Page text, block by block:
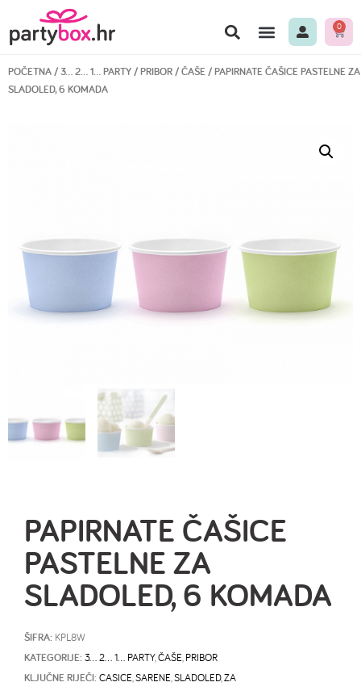
0
POČETNA/3… 2… 1… PARTY/PRIBOR/ČAŠE/ PAPIRNATE ČAŠICE PASTELNE ZA
SLADOLED, 6 KOMADA
PAPIRNATE ČAŠICE
PASTELNE ZA
SLADOLED, 6 KOMADA
ŠIFRA: KPL8W
KATEGORIJE: 3… 2… 1… PARTY,ČAŠE PRIBOR
KLJUČNE RIJEČI: CASICE SARENE SLADOLED,ZA